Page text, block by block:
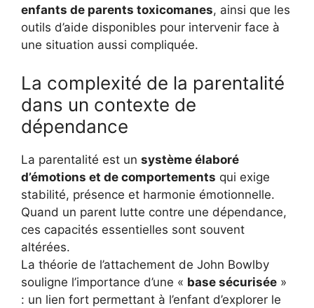
enfants de parents toxicomanes, ainsi que les
outils d’aide disponibles pour intervenir face à
une situation aussi compliquée.
La complexité de la parentalité
dans un contexte de
dépendance
La parentalité est un système élaboré
d’émotions et de comportements qui exige
stabilité, présence et harmonie émotionnelle.
Quand un parent lutte contre une dépendance,
ces capacités essentielles sont souvent
altérées.
La théorie de l’attachement de John Bowlby
souligne l’importance d’une « base sécurisée »
: un lien fort permettant à l’enfant d’explorer le